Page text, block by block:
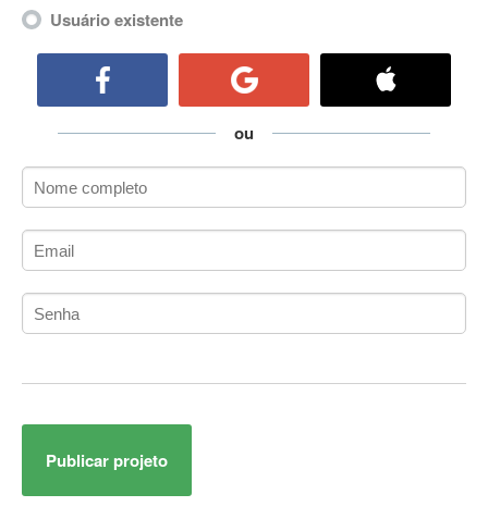
Active Directory
ActiveX Data Objects (ADO)
ADK
Administração Acadêmica
Administração de Artistas e Repertórios
Administração de Banco de Dados
Administração de Redes
Administrador de Sistemas
Adobe After Effects
Adobe AIR
Usuário existente
ou
Publicar projeto